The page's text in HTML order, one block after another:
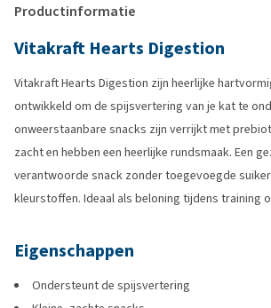
Productinformatie
Vitakraft Hearts Digestion
Vitakraft Hearts Digestion zijn heerlijke
ontwikkeld om de spijsvertering van je kat te
onweerstaanbare snacks zijn verrijkt met
zacht en hebben een heerlijke rundsmaak. Een
verantwoorde snack zonder toegevoegde
kleurstoffen. Ideaal als beloning tijdens training
Eigenschappen
Ondersteunt de spijsvertering